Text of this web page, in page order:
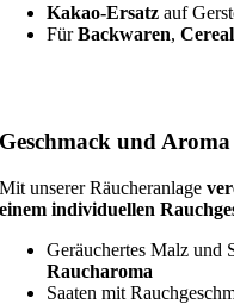
Kakao-Ersatz auf
FürBackwaren,
Geschmack und
Mit unserer Räucheranlage
einem individuellen
Geräuchertes Malz und
Raucharoma
Saaten mit